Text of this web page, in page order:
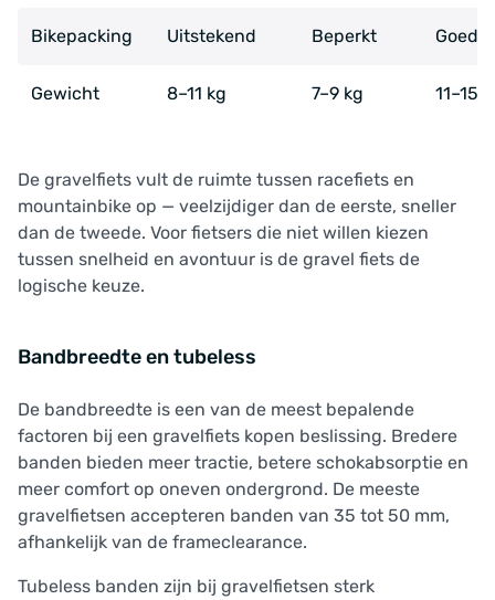
Bikepacking Uitstekend Beperkt Goed
Gewicht 8–11 kg 7–9 kg 11–15
De gravelfiets vult de ruimte tussen racefiets en
mountainbike op — veelzijdiger dan de eerste, sneller
dan de tweede. Voor fietsers die niet willen kiezen
tussen snelheid en avontuur is de gravel fiets de
logische keuze.
Bandbreedte en tubeless
De bandbreedte is een van de meest bepalende
factoren bij een gravelfiets kopen beslissing. Bredere
banden bieden meer tractie, betere schokabsorptie en
meer comfort op oneven ondergrond. De meeste
gravelfietsen accepteren banden van 35 tot 50 mm,
afhankelijk van de frameclearance.
Tubeless banden zijn bij gravelfietsen sterk